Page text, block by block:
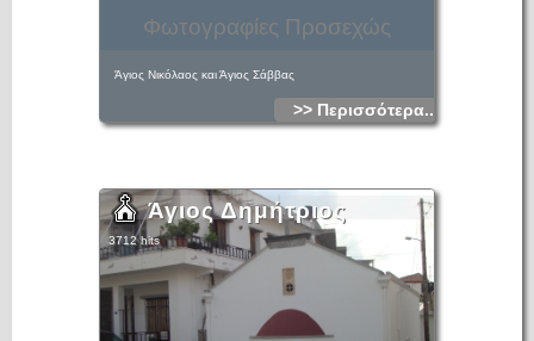
Φωτογραφίες Προσεχώς
Άγιος Νικόλαος και Άγιος Σάββας
>> Περισσότερα...
Άγιος Δημήτριος
3712 hits